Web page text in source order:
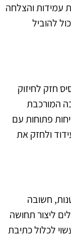
עמידות והצלחה
להוביל
חזק לחיזוק
המורכבת
פתוחות עם
ולחזק את
חשובה
ליצור תחושה
לכלול כתיבת